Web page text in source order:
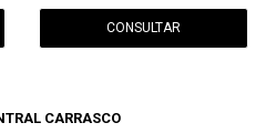
CONSULTAR
CARRASCO